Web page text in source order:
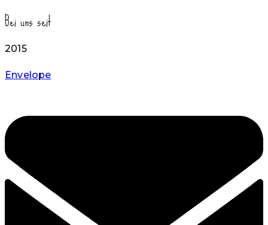
Bei uns seit
2015
Envelope